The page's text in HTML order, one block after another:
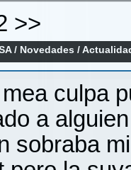
>>
/ Novedades /
Games
culpa
a
sobraba